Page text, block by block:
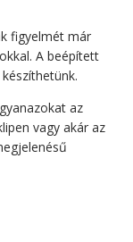
figyelmét már
A beépített
az
vagy akár az